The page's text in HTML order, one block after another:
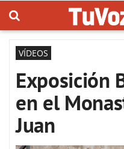
VÍDEOS
Exposición
en el
Juan